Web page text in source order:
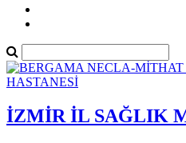
İZMİR İL SAĞLIK